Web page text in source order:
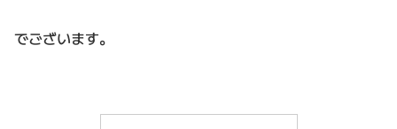
でございます。